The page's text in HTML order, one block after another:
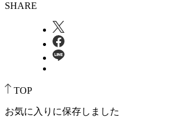
SHARE
TOP
お気に入りに保存しました